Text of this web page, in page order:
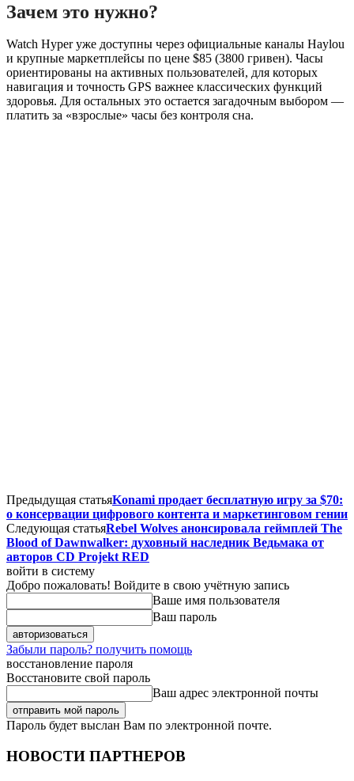
Зачем это нужно?
Watch Hyper уже доступны через официальные каналы Haylou
и крупные маркетплейсы по цене $85 (3800 гривен). Часы
ориентированы на активных пользователей, для которых
навигация и точность GPS важнее классических функций
здоровья. Для остальных это остается загадочным выбором —
платить за «взрослые» часы без контроля сна.
Предыдущая статьяKonami продает бесплатную игру за $70:
о консервации цифрового контента и маркетинговом гении
Следующая статьяRebel Wolves анонсировала геймплей The
Blood of Dawnwalker: духовный наследник Ведьмака от
авторов CD Projekt RED
войти в систему
Добро пожаловать! Войдите в свою учётную запись
Ваше имя пользователя
Ваш пароль
Забыли пароль? получить помощь
восстановление пароля
Восстановите свой пароль
Ваш адрес электронной почты
Пароль будет выслан Вам по электронной почте.
НОВОСТИ ПАРТНЕРОВ